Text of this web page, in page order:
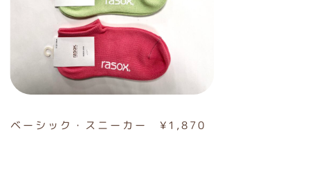
ベーシック・スニーカー ¥1,870